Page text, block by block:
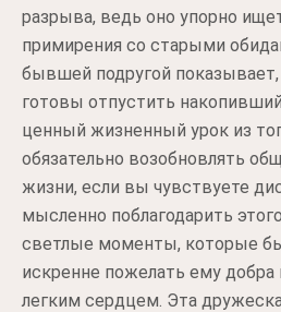
разрыва, ведь оно упорно
примирения со старыми
бывшей подругой
готовы отпустить
ценный жизненный урок из
обязательно возобновлять
жизни, если вы чувствуете
мысленно поблагодарить
светлые моменты, которые
искренне пожелать ему добра
легким сердцем. Эта